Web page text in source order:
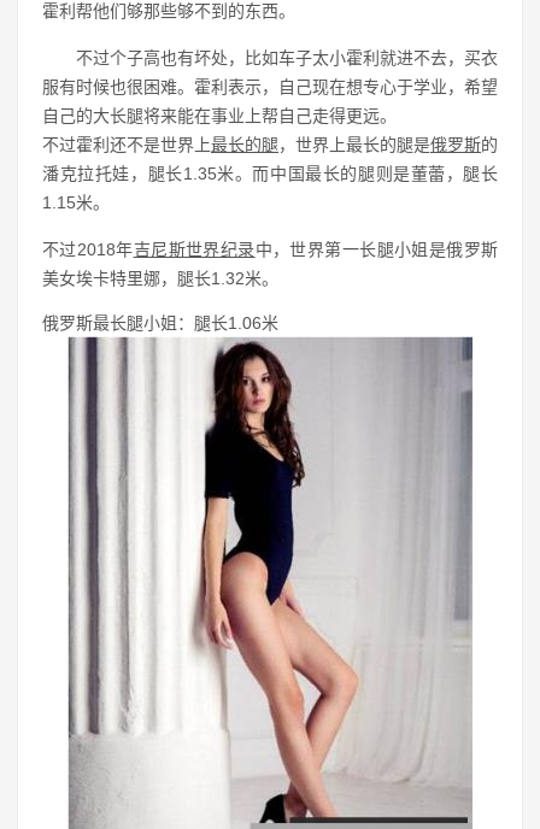
霍利帮他们够那些够不到的东西。
不过个子高也有坏处，比如车子太小霍利就进不去，买衣
服有时候也很困难。霍利表示，自己现在想专心于学业，希望
自己的大长腿将来能在事业上帮自己走得更远。
不过霍利还不是世界上最长的腿，世界上最长的腿是俄罗斯的
潘克拉托娃，腿长1.35米。而中国最长的腿则是董蕾，腿长
1.15米。
不过2018年吉尼斯世界纪录中，世界第一长腿小姐是俄罗斯
美女埃卡特里娜，腿长1.32米。
俄罗斯最长腿小姐：腿长1.06米